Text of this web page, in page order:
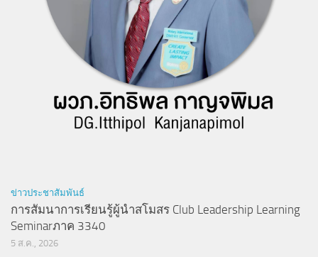
ข่าวประชาสัมพันธ์
การสัมนาการเรียนรู้ผู้นำสโมสร Club Leadership Learning
Seminarภาค 3340
5 ส.ค., 2026